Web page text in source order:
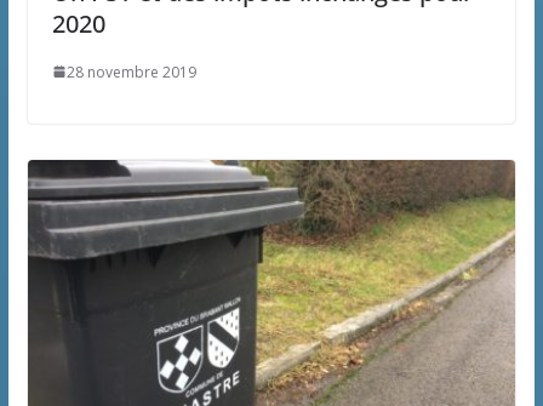
2020
28 novembre 2019